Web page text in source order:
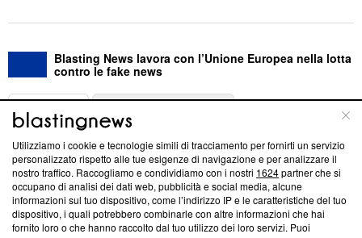
Blasting News lavora con l’Unione Europea nella lotta
contro le fake news
ABOUT
Questa sezione offre informazioni trasparenti su Blasting
News, sui nostri processi editoriali e su come ci impegniamo a
creare news di qualità. Inoltre, afferma la nostra aderenza a
‘Trust Project - News with Integrity’Blasting News non è
ancora membro del programma, ma ha richiesto di farne
Utilizziamo i cookie e tecnologie simili di tracciamento per fornirti un servizio
personalizzato rispetto alle tue esigenze di navigazione e per analizzare il
nostro traffico. Raccogliamo e condividiamo con i nostri 1624partner che si
occupano di analisi dei dati web, pubblicità e social media, alcune
informazioni sul tuo dispositivo, come l’indirizzo IP e le caratteristiche del tuo
dispositivo, i quali potrebbero combinarle con altre informazioni che hai
fornito loro o che hanno raccolto dal tuo utilizzo dei loro servizi. Puoi